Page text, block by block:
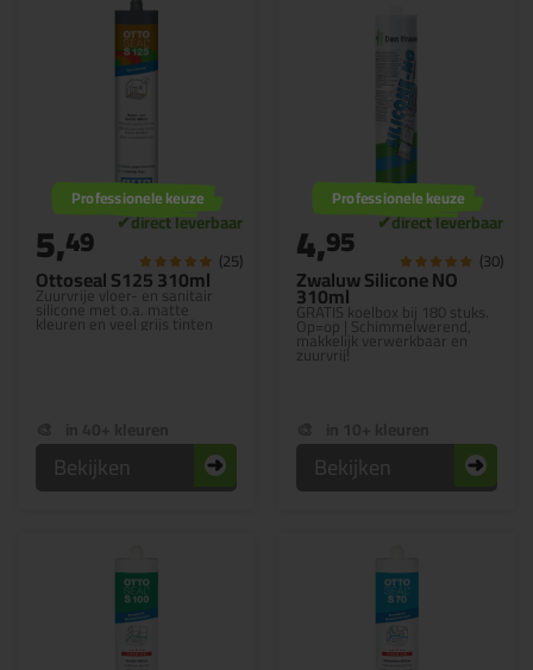
Ottoseal S125 310ml
Zuurvrije vloer- en sanitair
silicone met o.a. matte
kleuren en veel grijs tinten
Professionele keuze
5,49 (25)
Bekijken
Zwaluw Silicone NO
310ml
GRATIS koelbox bij 180 stuks.
Op=op | Schimmelwerend,
makkelijk verwerkbaar en
zuurvrij!
Professionele keuze
4,95 (30)
Bekijken